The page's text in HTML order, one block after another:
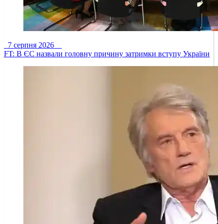
7 серпня 2026
FT: В ЄС назвали головну причину затримки вступу України